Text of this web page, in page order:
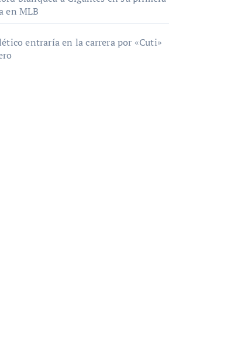
en MLB
entraría en la carrera por «Cuti»